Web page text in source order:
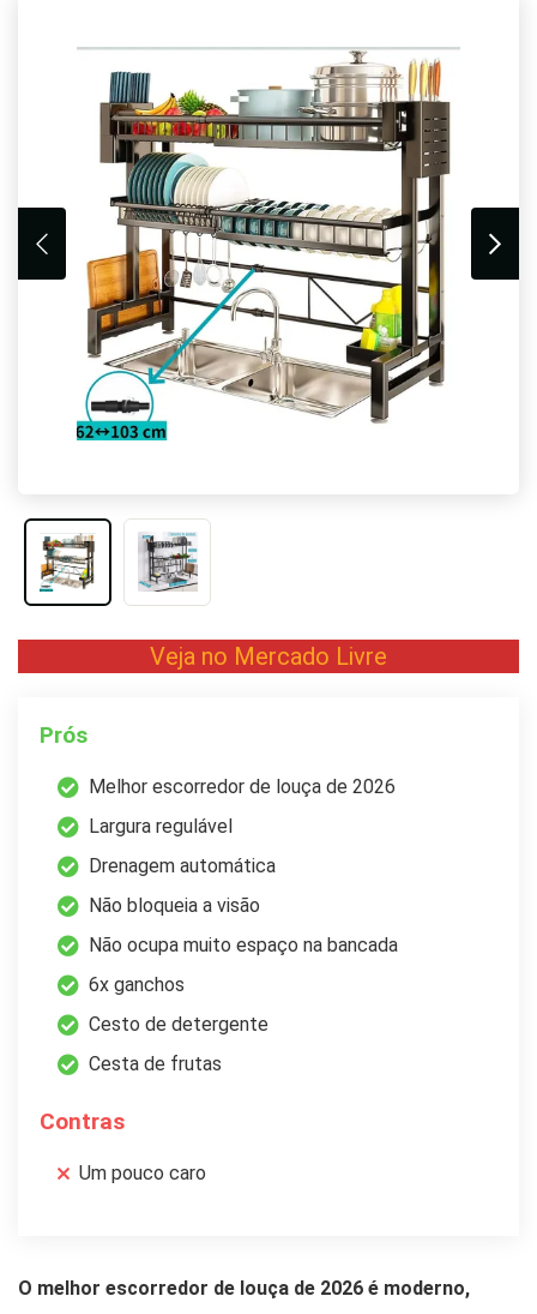
Veja no Mercado Livre
Prós
Melhor escorredor de louça de 2026
Largura regulável
Drenagem automática
Não bloqueia a visão
Não ocupa muito espaço na bancada
6x ganchos
Cesto de detergente
Cesta de frutas
Contras
Um pouco caro
O melhor escorredor de louça de 2026 é moderno,